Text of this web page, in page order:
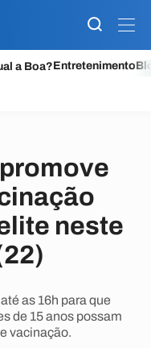
a Boa?Entretenimento
neste
as 16h para que
de 15 anos possam
vacinação.